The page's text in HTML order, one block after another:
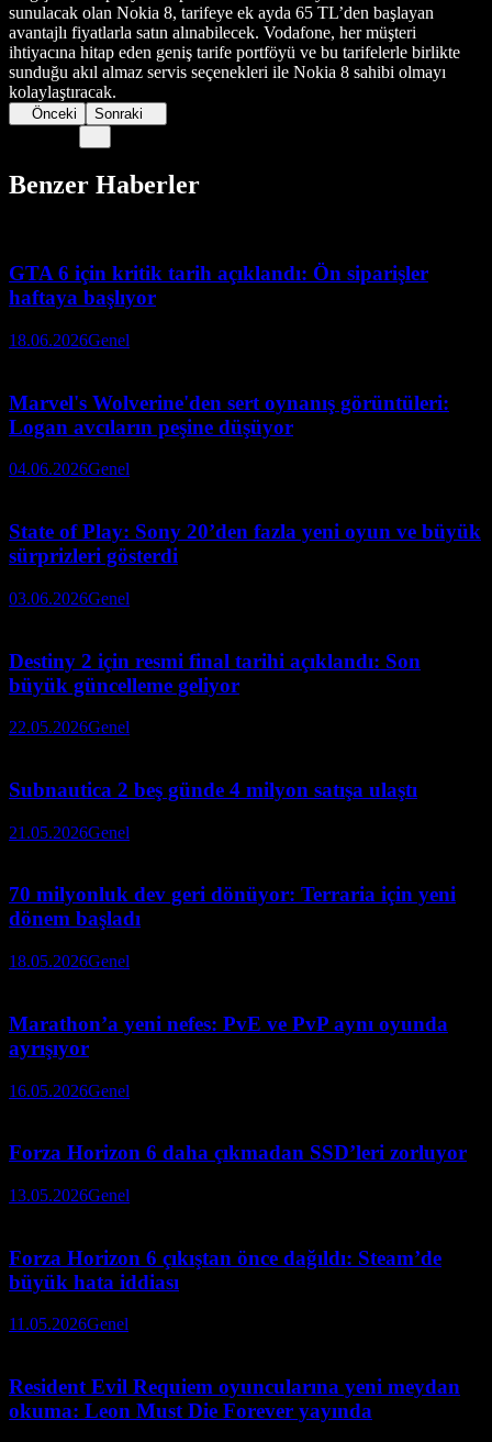
sunulacak olan Nokia 8, tarifeye ek ayda 65 TL’den başlayan
avantajlı fiyatlarla satın alınabilecek. Vodafone, her müşteri
ihtiyacına hitap eden geniş tarife portföyü ve bu tarifelerle birlikte
sunduğu akıl almaz servis seçenekleri ile Nokia 8 sahibi olmayı
kolaylaştıracak.
Önceki Sonraki
Benzer Haberler
GTA 6 için kritik tarih açıklandı: Ön siparişler
haftaya başlıyor
18.06.2026Genel
Marvel's Wolverine'den sert oynanış görüntüleri:
Logan avcıların peşine düşüyor
04.06.2026Genel
State of Play: Sony 20’den fazla yeni oyun ve büyük
sürprizleri gösterdi
03.06.2026Genel
Destiny 2 için resmi final tarihi açıklandı: Son
büyük güncelleme geliyor
22.05.2026Genel
Subnautica 2 beş günde 4 milyon satışa ulaştı
21.05.2026Genel
70 milyonluk dev geri dönüyor: Terraria için yeni
dönem başladı
18.05.2026Genel
Marathon’a yeni nefes: PvE ve PvP aynı oyunda
ayrışıyor
16.05.2026Genel
Forza Horizon 6 daha çıkmadan SSD’leri zorluyor
13.05.2026Genel
Forza Horizon 6 çıkıştan önce dağıldı: Steam’de
büyük hata iddiası
11.05.2026Genel
Resident Evil Requiem oyuncularına yeni meydan
okuma: Leon Must Die Forever yayında